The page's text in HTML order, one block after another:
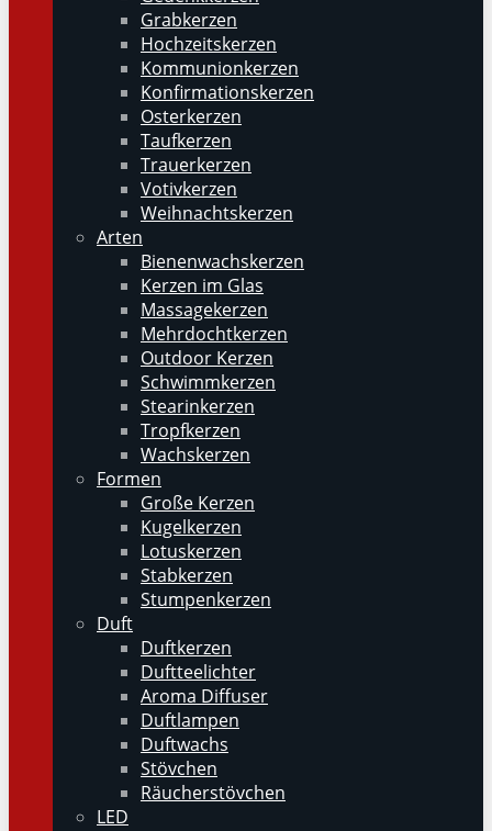
Grabkerzen
Hochzeitskerzen
Kommunionkerzen
Konfirmationskerzen
Osterkerzen
Taufkerzen
Trauerkerzen
Votivkerzen
Weihnachtskerzen
Arten
Bienenwachskerzen
Kerzen im Glas
Massagekerzen
Mehrdochtkerzen
Outdoor Kerzen
Schwimmkerzen
Stearinkerzen
Tropfkerzen
Wachskerzen
Formen
Große Kerzen
Kugelkerzen
Lotuskerzen
Stabkerzen
Stumpenkerzen
Duft
Duftkerzen
Duftteelichter
Aroma Diffuser
Duftlampen
Duftwachs
Stövchen
Räucherstövchen
LED